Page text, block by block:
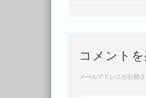
コメント
メールアドレスが公開